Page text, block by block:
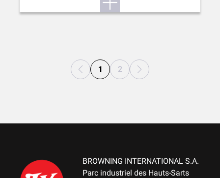
1 2
BROWNING INTERNATIONAL S.A.
Parc industriel des Hauts-Sarts